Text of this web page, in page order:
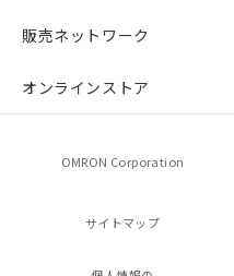
販売ネットワーク
オンラインストア
OMRON Corporation
サイトマップ